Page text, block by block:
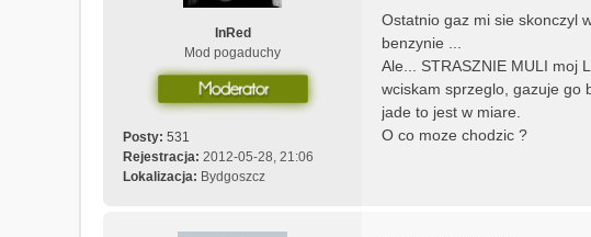
InRed
Mod pogaduchy
Posty: 531
Rejestracja: 2012-05-28, 21:06
Lokalizacja: Bydgoszcz
Ostatnio gaz mi sie skonczyl
benzynie ...
Ale... STRASZNIE MULI moj
wciskam sprzeglo, gazuje go
jade to jest w miare.
O co moze chodzic ?